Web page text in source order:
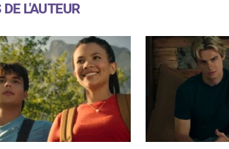
L'AUTEUR